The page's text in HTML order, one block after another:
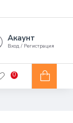
Акаунт
Вход / Регистрация
0